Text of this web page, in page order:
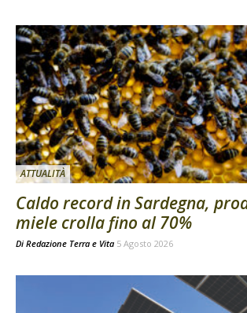
ATTUALITÀ
Caldo record in Sardegna,
miele crolla fino al 70%
Di Redazione Terra e Vita 5 Agosto 2026